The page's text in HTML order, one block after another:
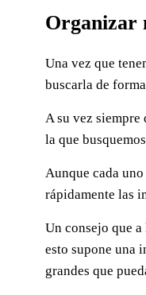
Organizar
Una vez que
buscarla de
A su vez siempre
la que
Aunque cada
rápidamente las
Un consejo que
esto supone una
grandes que